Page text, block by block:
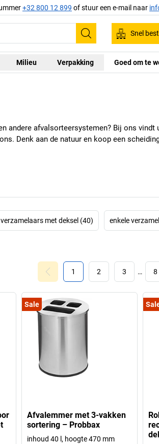
+32 800 12 899 of stuur een e-mail naar
Zoeken
Snel
Milieu Verpakking Goed om te
andere afvalsorteersystemen? Bij ons
Denk aan de natuur en koop een
met deksel (40) enkele
1 2 3 … 8
Sale
Afvalemmer met 3-vakken
sortering – Probbax
inhoud 40 l, hoogte 470 mm